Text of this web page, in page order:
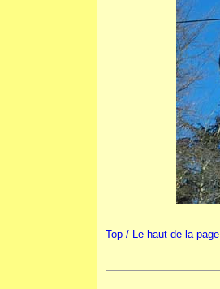
Top / Le haut de la page